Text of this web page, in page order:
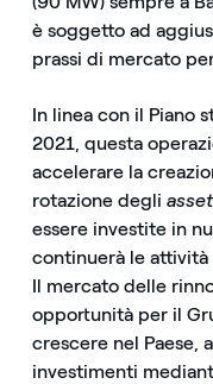
è soggetto ad
prassi di mercato
In linea con il Piano
2021, questa
accelerare la
rotazione degli asset
essere investite in
continuerà le
Il mercato delle
opportunità per il
crescere nel Paese,
investimenti